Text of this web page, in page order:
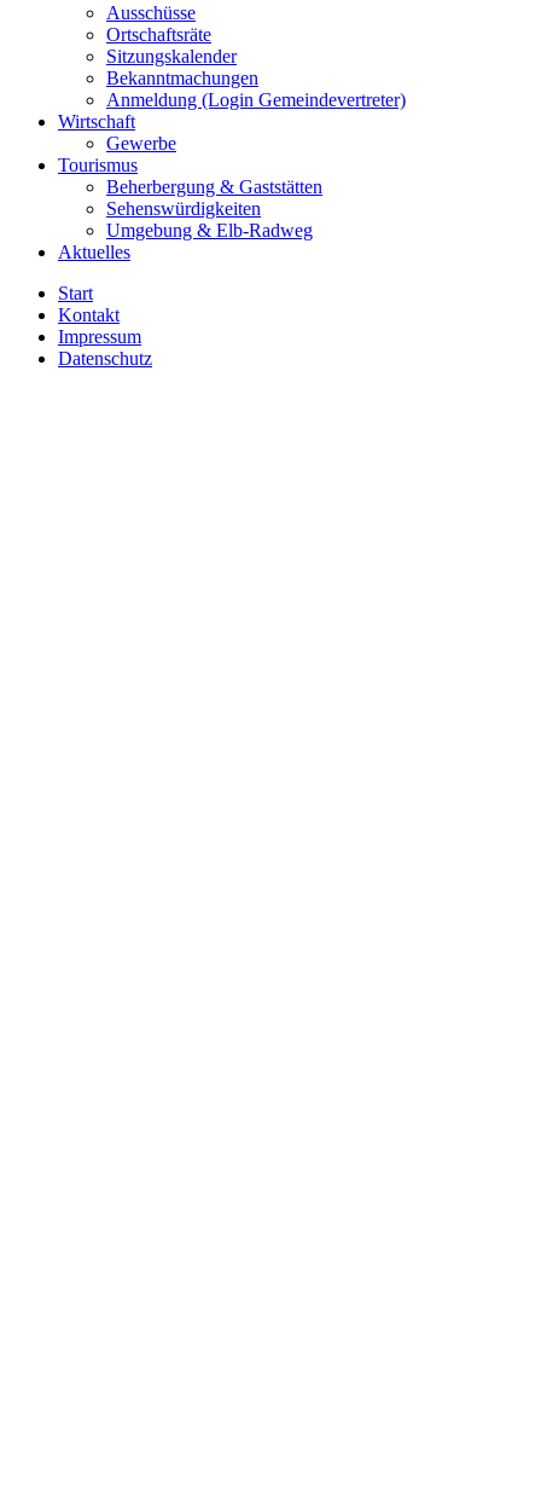
Ausschüsse
Ortschaftsräte
Sitzungskalender
Bekanntmachungen
Anmeldung (Login Gemeindevertreter)
Wirtschaft
Gewerbe
Tourismus
Beherbergung & Gaststätten
Sehenswürdigkeiten
Umgebung & Elb-Radweg
Aktuelles
Start
Kontakt
Impressum
Datenschutz